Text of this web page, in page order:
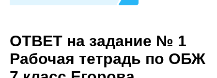
ОТВЕТ на задание № 1
Рабочая тетрадь по ОБЖ